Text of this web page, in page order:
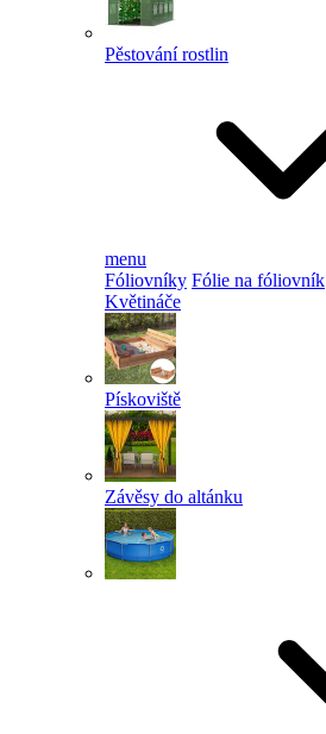
Pěstování rostlin
menu
Fóliovníky Fólie na fóliovník
Květináče
Pískoviště
Závěsy do altánku